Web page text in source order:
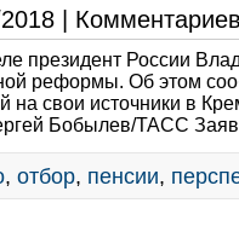
|
президент России
реформы. Об этом
на свои источники в
Бобылев/ТАСС
, отбор, пенсии,